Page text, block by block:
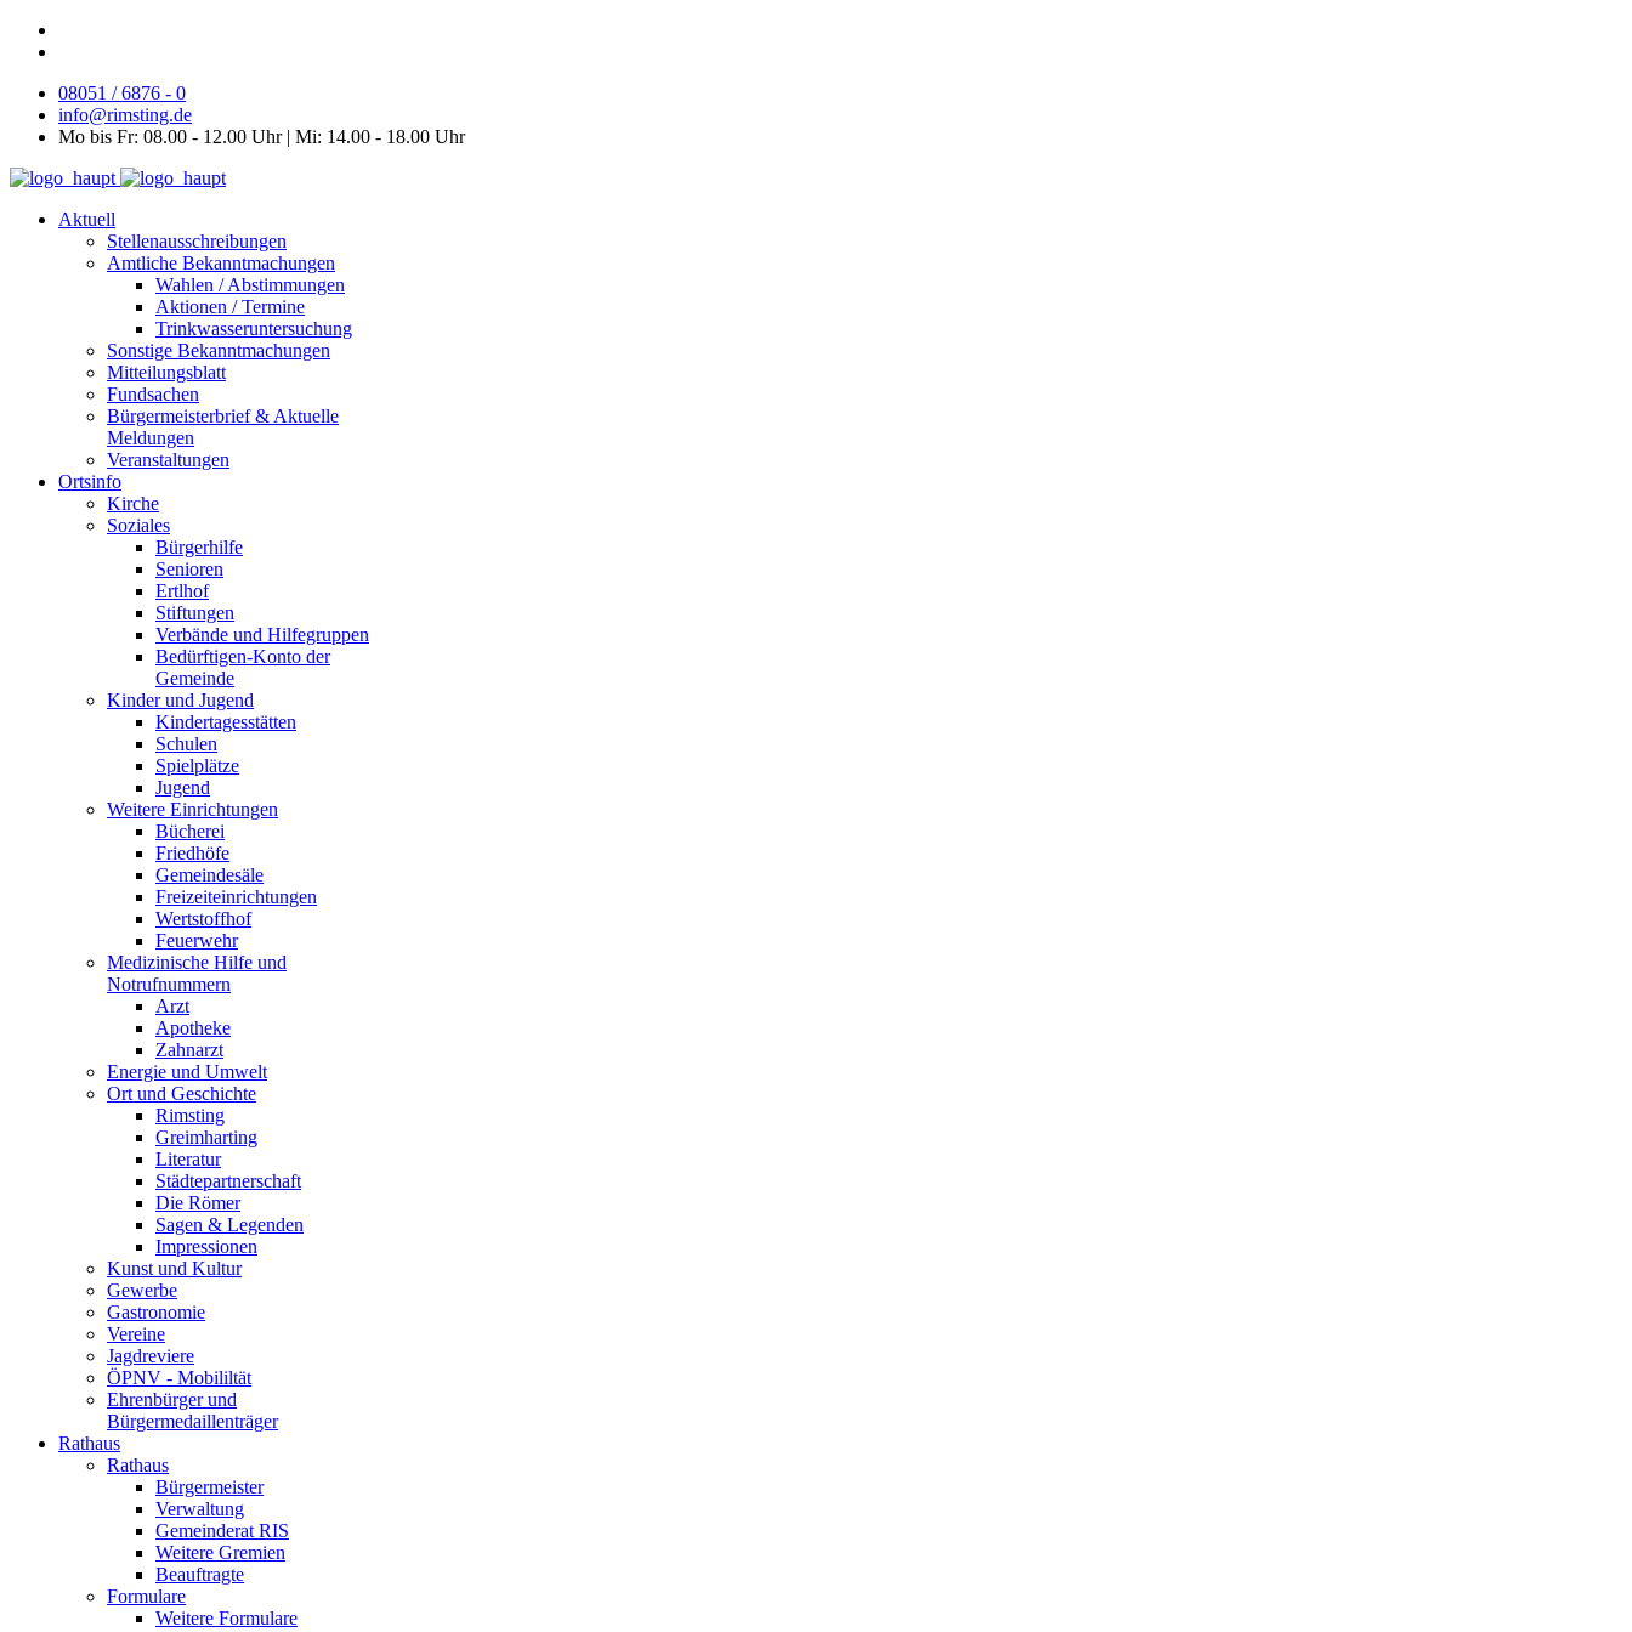
08051 / 6876 - 0
info@rimsting.de
Mo bis Fr: 08.00 - 12.00 Uhr | Mi: 14.00 - 18.00 Uhr
Aktuell
Stellenausschreibungen
Amtliche Bekanntmachungen
Wahlen / Abstimmungen
Aktionen / Termine
Trinkwasseruntersuchung
Sonstige Bekanntmachungen
Mitteilungsblatt
Fundsachen
Bürgermeisterbrief & Aktuelle
Meldungen
Veranstaltungen
Ortsinfo
Kirche
Soziales
Bürgerhilfe
Senioren
Ertlhof
Stiftungen
Verbände und Hilfegruppen
Bedürftigen-Konto der
Gemeinde
Kinder und Jugend
Kindertagesstätten
Schulen
Spielplätze
Jugend
Weitere Einrichtungen
Bücherei
Friedhöfe
Gemeindesäle
Freizeiteinrichtungen
Wertstoffhof
Feuerwehr
Medizinische Hilfe und
Notrufnummern
Arzt
Apotheke
Zahnarzt
Energie und Umwelt
Ort und Geschichte
Rimsting
Greimharting
Literatur
Städtepartnerschaft
Die Römer
Sagen & Legenden
Impressionen
Kunst und Kultur
Gewerbe
Gastronomie
Vereine
Jagdreviere
ÖPNV - Mobililtät
Ehrenbürger und
Bürgermedaillenträger
Rathaus
Rathaus
Bürgermeister
Verwaltung
Gemeinderat RIS
Weitere Gremien
Beauftragte
Formulare
Weitere Formulare